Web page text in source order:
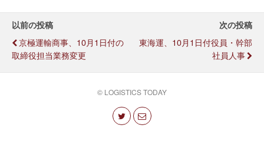
以前の投稿
京極運輸商事、10月1日付の
取締役担当業務変更
次の投稿
東海運、10月1日付役員・幹部
社員人事
© LOGISTICS TODAY